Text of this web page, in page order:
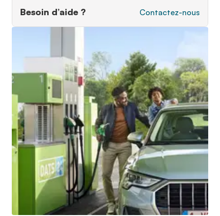
Besoin d’aide ? Contactez-nous